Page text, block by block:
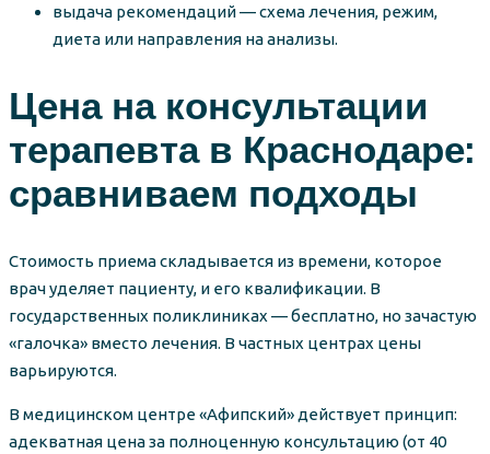
выдача рекомендаций — схема лечения, режим,
диета или направления на анализы.
Цена на консультации
терапевта в Краснодаре:
сравниваем подходы
Стоимость приема складывается из времени, которое
врач уделяет пациенту, и его квалификации. В
государственных поликлиниках — бесплатно, но зачастую
«галочка» вместо лечения. В частных центрах цены
варьируются.
В медицинском центре «Афипский» действует принцип:
адекватная цена за полноценную консультацию (от 40